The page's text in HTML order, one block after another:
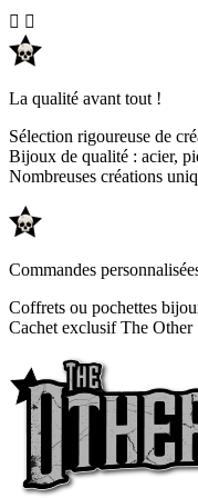
 
La qualité avant tout !
Sélection rigoureuse de
Bijoux de qualité : acier,
Nombreuses créations
Commandes
Coffrets ou pochettes
Cachet exclusif The